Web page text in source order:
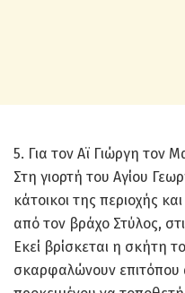
5. Για τον Αϊ Γιώργη τον
Στη γιορτή του Αγίου
κάτοικοι της περιοχής
από τον βράχο Στύλος,
Εκεί βρίσκεται η σκήτη
σκαρφαλώνουν επιτόπου